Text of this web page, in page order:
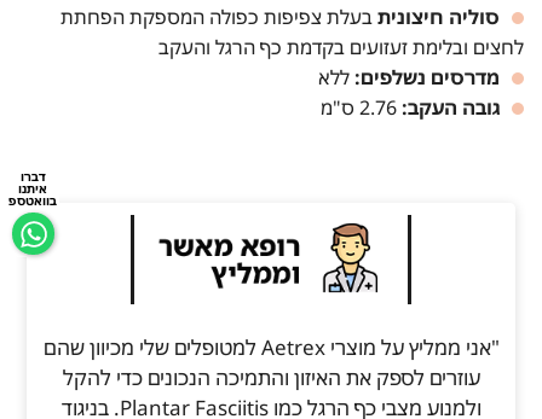
דברו
איתנו
בוואטספ
סוליה חיצוניתבעלת צפיפות כפולה המספקת הפחתת
לחצים ובלימת זעזועים בקדמת כף הרגל והעקב
מדרסים נשלפים: ללא
גובה העקב:
"אני ממליץ על מוצרי Aetrex למטופלים שלי מכיוון שהם
עוזרים לספק את האיזון והתמיכה הנכונים כדי להקל
ולמנוע מצבי כף הרגל כמו Plantar Fasciitis. בניגוד